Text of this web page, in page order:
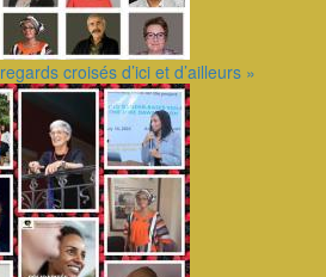
croisés d’ici et d’ailleurs »